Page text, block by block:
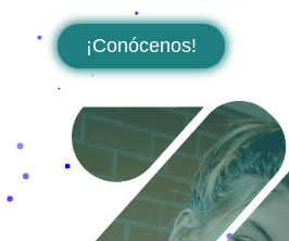
¡Conócenos!